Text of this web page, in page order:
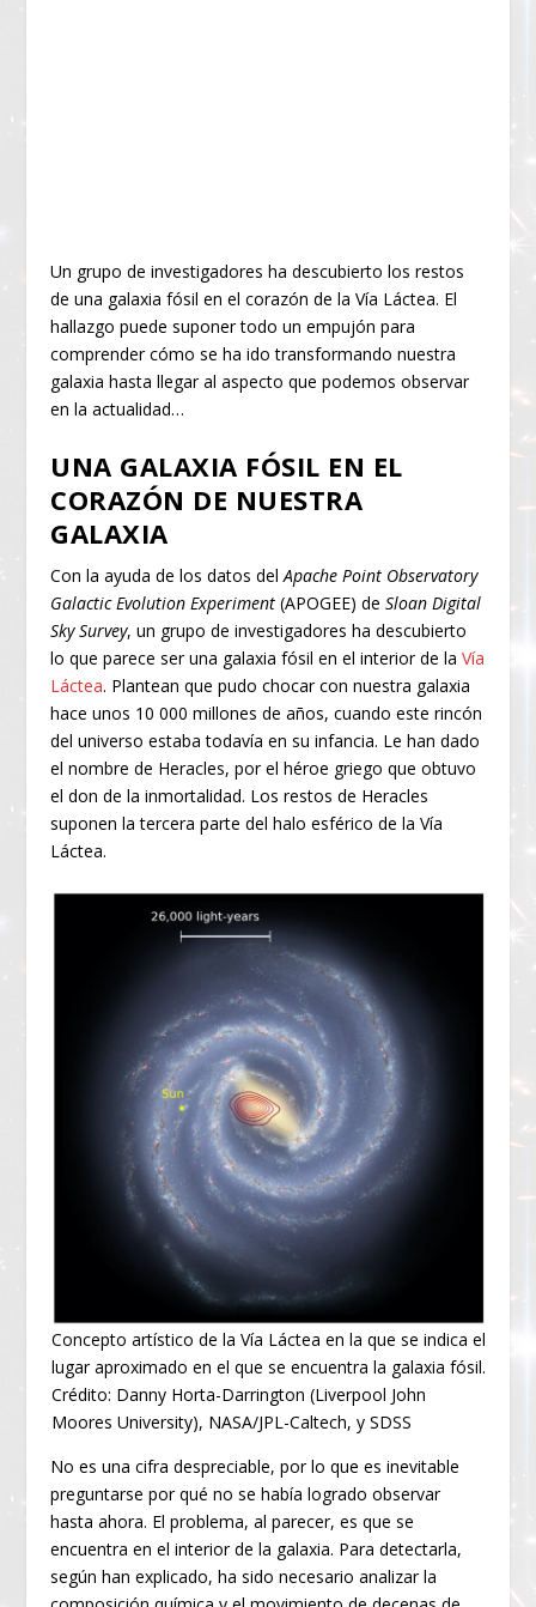
Un grupo de investigadores ha descubierto los restos
de una galaxia fósil en el corazón de la Vía Láctea. El
hallazgo puede suponer todo un empujón para
comprender cómo se ha ido transformando nuestra
galaxia hasta llegar al aspecto que podemos observar
en la actualidad…
UNA GALAXIA FÓSIL EN EL
CORAZÓN DE NUESTRA
GALAXIA
Con la ayuda de los datos delApache Point Observatory
Galactic Evolution Experiment (APOGEE) deSloan Digital
Sky Survey, un grupo de investigadores ha descubierto
lo que parece ser una galaxia fósil en el interior de laVía
Láctea. Plantean que pudo chocar con nuestra galaxia
hace unos 10 000 millones de años, cuando este rincón
del universo estaba todavía en su infancia. Le han dado
el nombre de Heracles, por el héroe griego que obtuvo
el don de la inmortalidad. Los restos de Heracles
suponen la tercera parte del halo esférico de la Vía
Láctea.
Concepto artístico de la Vía Láctea en la que se indica el
lugar aproximado en el que se encuentra la galaxia fósil.
Crédito: Danny Horta-Darrington (Liverpool John
Moores University), NASA/JPL-Caltech, y SDSS
No es una cifra despreciable, por lo que es inevitable
preguntarse por qué no se había logrado observar
hasta ahora. El problema, al parecer, es que se
encuentra en el interior de la galaxia. Para detectarla,
según han explicado, ha sido necesario analizar la